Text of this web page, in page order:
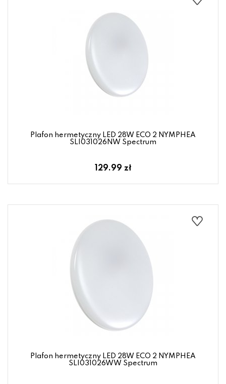
Plafon hermetyczny LED 28W ECO 2 NYMPHEA
SLI031026NW Spectrum
129.99 zł
Plafon hermetyczny LED 28W ECO 2 NYMPHEA
SLI031026WW Spectrum